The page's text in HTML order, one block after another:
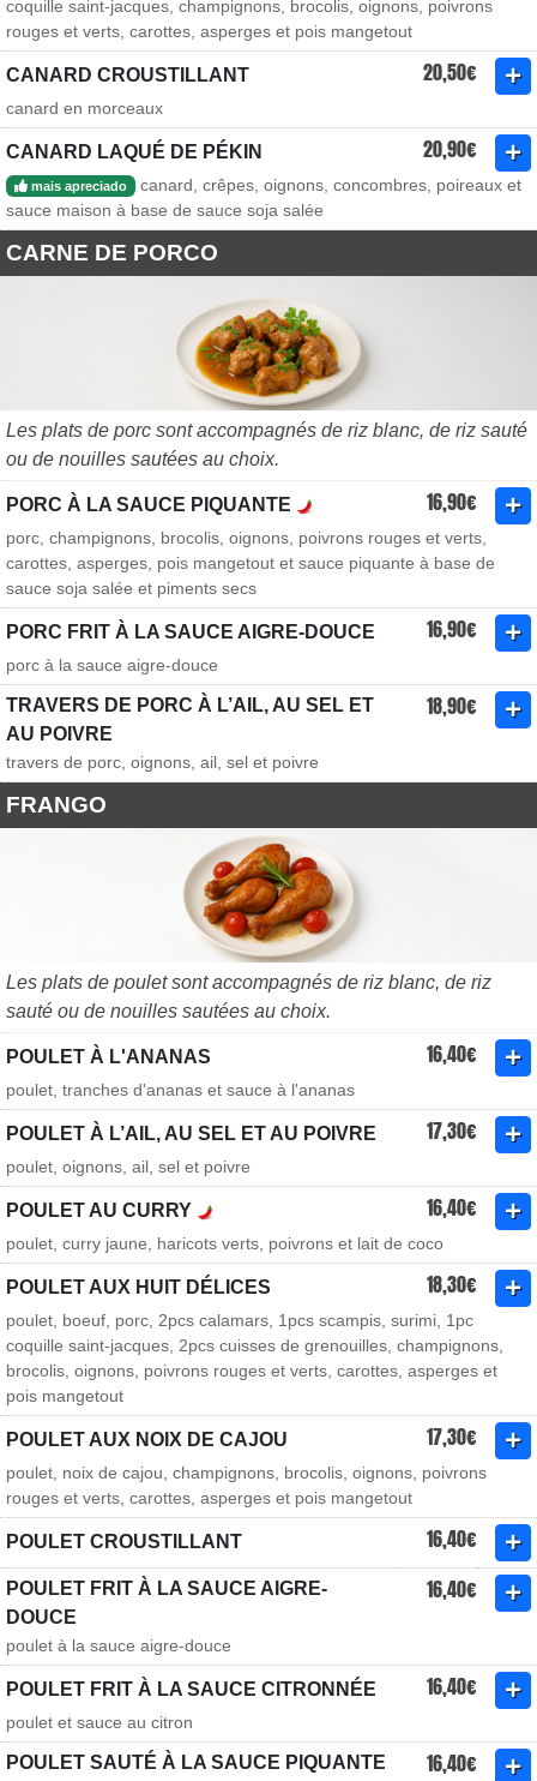
coquille saint-jacques, champignons, brocolis, oignons, poivrons
rouges et verts, carottes, asperges et pois mangetout
CANARD CROUSTILLANT 20,50€
canard en morceaux
CANARD LAQUÉ DE PÉKIN 20,90€
mais apreciado
canard, crêpes, oignons, concombres, poireaux et
sauce maison à base de sauce soja salée
CARNE DE PORCO
Les plats de porc sont accompagnés de riz blanc, de riz sauté
ou de nouilles sautées au choix.
PORC À LA SAUCE PIQUANTE 16,90€
porc, champignons, brocolis, oignons, poivrons rouges et verts,
carottes, asperges, pois mangetout et sauce piquante à base de
sauce soja salée et piments secs
PORC FRIT À LA SAUCE AIGRE-DOUCE 16,90€
porc à la sauce aigre-douce
TRAVERS DE PORC À L’AIL, AU SEL ET
AU POIVRE
18,90€
travers de porc, oignons, ail, sel et poivre
FRANGO
Les plats de poulet sont accompagnés de riz blanc, de riz
sauté ou de nouilles sautées au choix.
POULET À L'ANANAS 16,40€
poulet, tranches d'ananas et sauce à l'ananas
POULET À L’AIL, AU SEL ET AU POIVRE 17,30€
poulet, oignons, ail, sel et poivre
POULET AU CURRY 16,40€
poulet, curry jaune, haricots verts, poivrons et lait de coco
POULET AUX HUIT DÉLICES 18,30€
poulet, boeuf, porc, 2pcs calamars, 1pcs scampis, surimi, 1pc
coquille saint-jacques, 2pcs cuisses de grenouilles, champignons,
brocolis, oignons, poivrons rouges et verts, carottes, asperges et
pois mangetout
POULET AUX NOIX DE CAJOU 17,30€
poulet, noix de cajou, champignons, brocolis, oignons, poivrons
rouges et verts, carottes, asperges et pois mangetout
POULET CROUSTILLANT 16,40€
POULET FRIT À LA SAUCE AIGRE-
DOUCE
16,40€
poulet à la sauce aigre-douce
POULET FRIT À LA SAUCE CITRONNÉE 16,40€
poulet et sauce au citron
POULET SAUTÉ À LA SAUCE PIQUANTE 16,40€